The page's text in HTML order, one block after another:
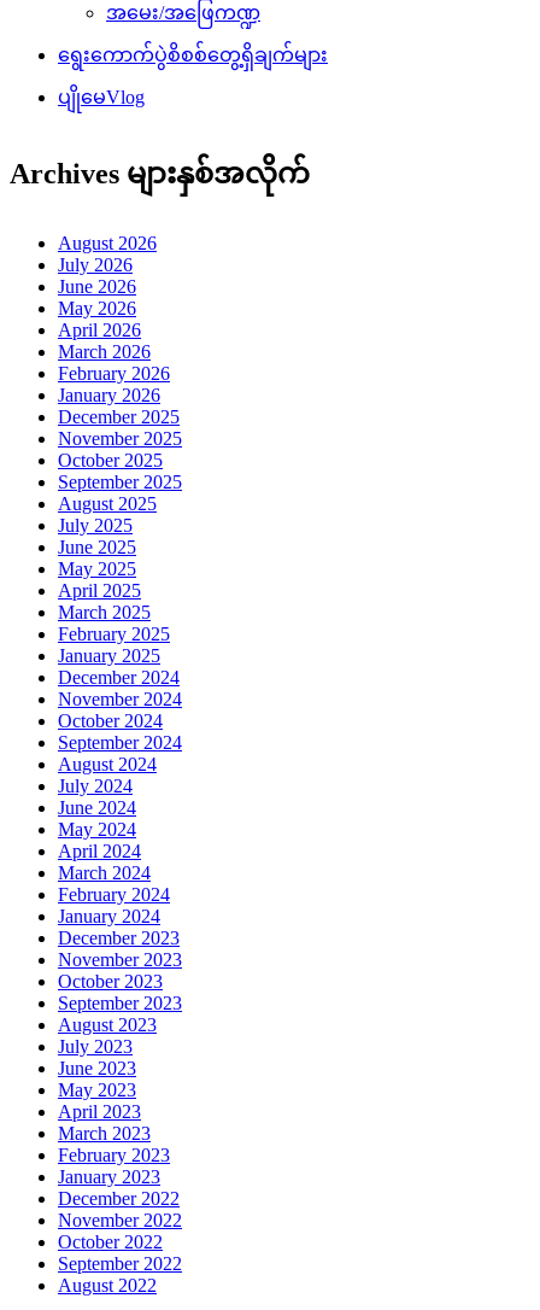
အမေး/အဖြေကဏ္ဍ
ရွေးကောက်ပွဲစိစစ်တွေ့ရှိချက်များ
ပျိုမေVlog
Archives များနှစ်အလိုက်
August 2026
July 2026
June 2026
May 2026
April 2026
March 2026
February 2026
January 2026
December 2025
November 2025
October 2025
September 2025
August 2025
July 2025
June 2025
May 2025
April 2025
March 2025
February 2025
January 2025
December 2024
November 2024
October 2024
September 2024
August 2024
July 2024
June 2024
May 2024
April 2024
March 2024
February 2024
January 2024
December 2023
November 2023
October 2023
September 2023
August 2023
July 2023
June 2023
May 2023
April 2023
March 2023
February 2023
January 2023
December 2022
November 2022
October 2022
September 2022
August 2022